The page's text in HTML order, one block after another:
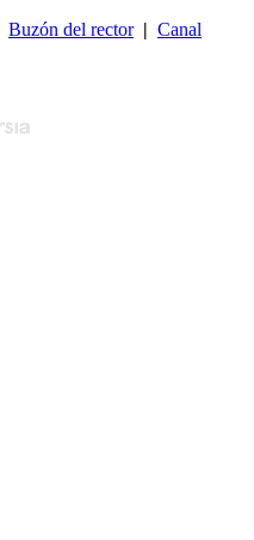
Buzón del rector| Canal